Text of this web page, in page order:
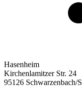
Hasenheim
Kirchenlamitzer Str. 24
95126 Schwarzenbach/